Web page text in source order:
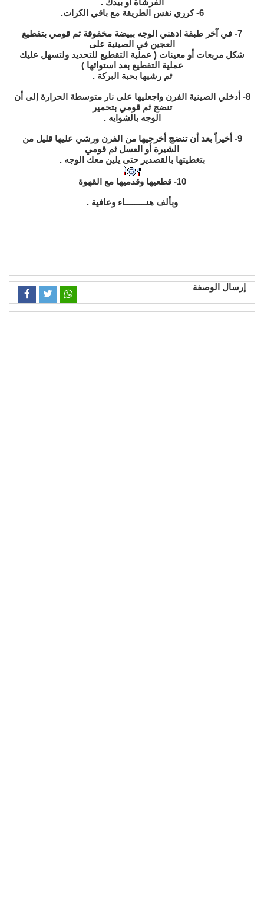
الفرشاة أو بيدك .
6- كرري نفس الطريقة مع باقي الكرات.
7- في آخر طبقة ادهني الوجه ببيضة مخفوقة ثم قومي بتقطيع
العجين في الصينية على
شكل مربعات أو معينات ( عملية التقطيع للتحديد ولتسهل عليك
عملية التقطيع بعد استوائها )
ثم رشيها بحبة البركة .
8- أدخلي الصينية الفرن واجعليها على نار متوسطة الحرارة إلى أن
تنضج ثم قومي بتحمير
الوجه بالشوايه .
9- أخيراً بعد أن تنضج أخرجيها من الفرن ورشي عليها قليل من
الشيرة أو العسل ثم قومي
بتغطيتها بالقصدير حتى يلين معك الوجه .
10- قطعيها وقدميها مع القهوة
وبألف هنـــــــــاء وعافية .
إرسال الوصفة